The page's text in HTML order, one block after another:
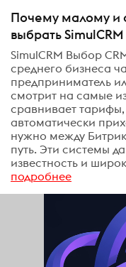
Почему малому и
выбрать
SimulCRM Выбор
среднего бизнеса
предприниматель
смотрит на самые
сравнивает
автоматически
нужно между
путь. Эти системы
известность и
подробнее